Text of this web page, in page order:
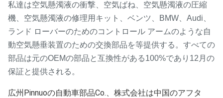
私達は空気懸濁液の衝撃、空気ばね、空気懸濁液の圧縮
機、空気懸濁液の修理用キット、ベンツ、BMW、Audi、
ランド ローバーのためのコントロール アームのような自
動空気懸垂装置のための交換部品を等提供する。すべての
部品は元のOEMの部品と互換性がある100%であり12月の
保証と提供される。
広州Pinnuoの自動車部品Co.、株式会社は中国のアフタ